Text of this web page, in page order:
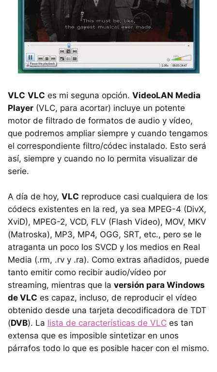
VLC VLC es mi seguna opción. VideoLAN Media
Player (VLC, para acortar) incluye un potente
motor de filtrado de formatos de audio y vídeo,
que podremos ampliar siempre y cuando tengamos
el correspondiente filtro/códec instalado. Esto será
así, siempre y cuando no lo permita visualizar de
serie.
A día de hoy, VLC reproduce casi cualquiera de los
códecs existentes en la red, ya sea MPEG-4 (DivX,
XviD), MPEG-2, VCD, FLV (Flash Video), MOV, MKV
(Matroska), MP3, MP4, OGG, SRT, etc., pero se le
atraganta un poco los SVCD y los medios en Real
Media (.rm, .rv y .ra). Como extras añadidos, puede
tanto emitir como recibir audio/vídeo por
streaming, mientras que la versión para Windows
de VLC es capaz, incluso, de reproducir el vídeo
obtenido desde una tarjeta decodificadora de TDT
(DVB). La lista de características de VLC es tan
extensa que es imposible sintetizar en unos
párrafos todo lo que es posible hacer con el mismo.